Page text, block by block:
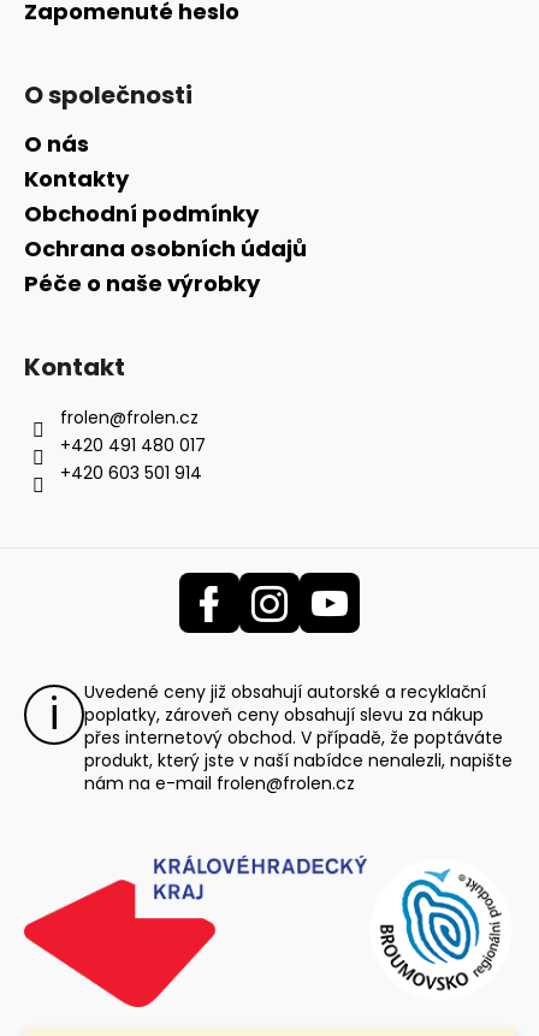
Zapomenuté heslo
O společnosti
O nás
Kontakty
Obchodní podmínky
Ochrana osobních údajů
Péče o naše výrobky
Kontakt
frolen@frolen.cz
+420 491 480 017
+420 603 501 914
Uvedené ceny již obsahují autorské a recyklační
poplatky, zároveň ceny obsahují slevu za nákup
přes internetový obchod. V případě, že poptáváte
produkt, který jste v naší nabídce nenalezli, napište
nám na e-mail frolen@frolen.cz